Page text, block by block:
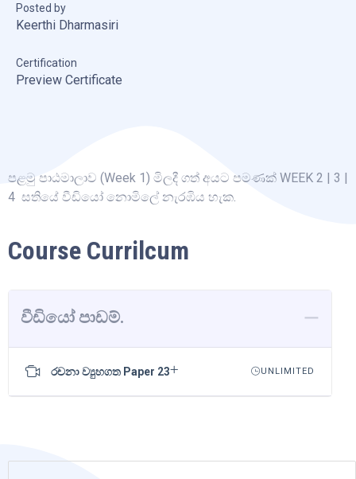
Posted by
Keerthi Dharmasiri
Certification
Preview Certificate
පළමු පාඨමාලාව (Week 1) මිලදී ගත් අයට පමණක් WEEK 2 | 3 |
4 සතියේ වීඩියෝ නොමිලේ නැරඹිය හැක.
Course Currilcum
වීඩියෝ පාඩම්.
රචනා ව්‍යුහගත Paper 23 UNLIMITED